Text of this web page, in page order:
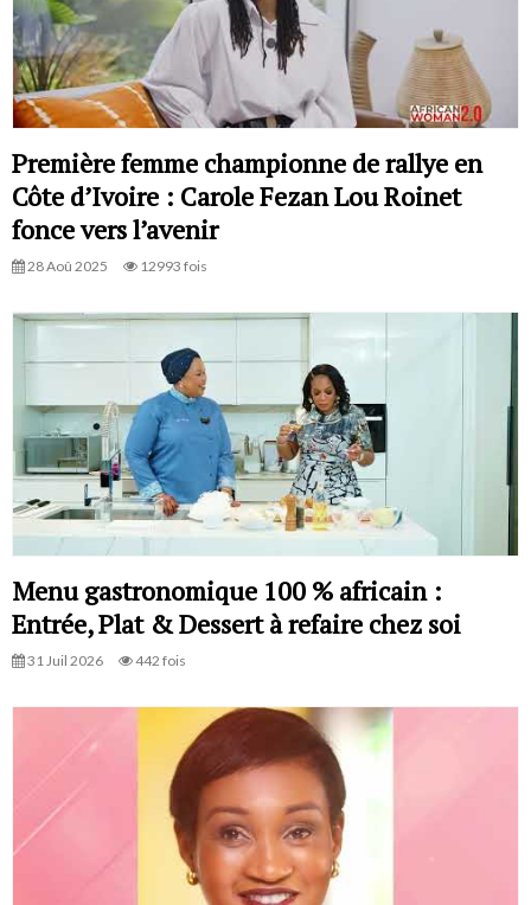
Première femme championne de rallye en
Côte d’Ivoire : Carole Fezan Lou Roinet
fonce vers l’avenir
28 Aoû 2025 12993 fois
Menu gastronomique 100 % africain :
Entrée, Plat & Dessert à refaire chez soi
31 Juil 2026 442 fois